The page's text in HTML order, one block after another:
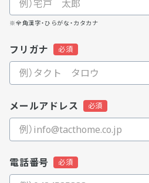
※全角漢字・ひらがな・カタカナ
フリガナ
メールアドレス
電話番号